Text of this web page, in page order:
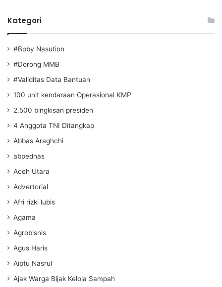
Kategori
#Boby Nasution
#Dorong MMB
#Validitas Data Bantuan
100 unit kendaraan Operasional KMP
2.500 bingkisan presiden
4 Anggota TNI Ditangkap
Abbas Araghchi
abpednas
Aceh Utara
Advertorial
Afri rizki lubis
Agama
Agrobisnis
Agus Haris
Aiptu Nasrul
Ajak Warga Bijak Kelola Sampah